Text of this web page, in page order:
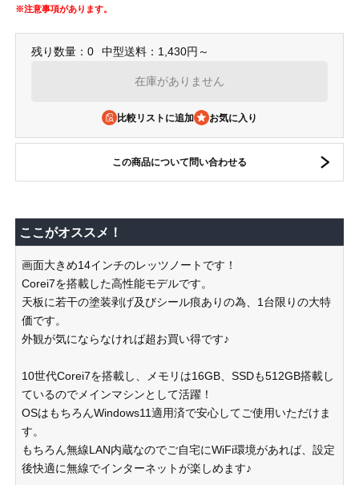
※注意事項があります。
残り数量：0 中型送料：1,430円～
在庫がありません
比較リストに追加
この商品について問い合わせる
ここがオススメ！
画面大きめ14インチのレッツノートです！
Corei7を搭載した高性能モデルです。
天板に若干の塗装剥げ及びシール痕ありの為、1台限りの大特
価です。
外観が気にならなければ超お買い得です♪
10世代Corei7を搭載し、メモリは16GB、SSDも512GB搭載し
ているのでメインマシンとして活躍！
OSはもちろんWindows11適用済で安心してご使用いただけま
す。
もちろん無線LAN内蔵なのでご自宅にWiFi環境があれば、設定
後快適に無線でインターネットが楽しめます♪